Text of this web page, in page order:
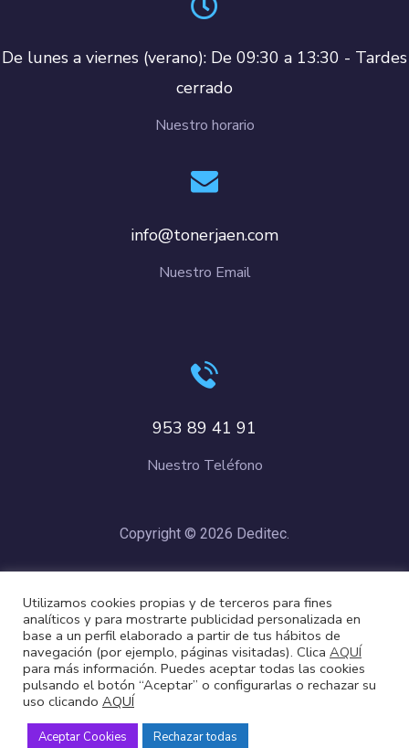
De lunes a viernes (verano): De 09:30 a 13:30 - Tardes
cerrado
Nuestro horario
info@tonerjaen.com
Nuestro Email
953 89 41 91
Nuestro Teléfono
Copyright © 2026 Deditec.
Cookies
Utilizamos cookies propias y de terceros para fines
analíticos y para mostrarte publicidad personalizada en
base a un perfil elaborado a partir de tus hábitos de
navegación (por ejemplo, páginas visitadas). Clica AQUÍ
para más información. Puedes aceptar todas las cookies
pulsando el botón “Aceptar” o configurarlas o rechazar su
uso clicando AQUÍ
Aceptar Cookies Rechazar todas